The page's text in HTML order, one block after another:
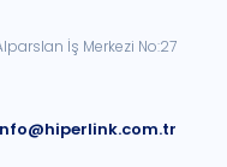
İş Merkezi No:27